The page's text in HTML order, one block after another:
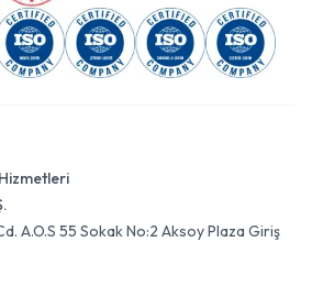
A.O.S 55 Sokak No:2 Aksoy Plaza Giriş